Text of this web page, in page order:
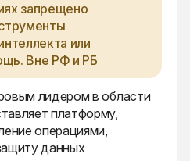
запрещено
или
Вне РФ и РБ
лидером в области
платформу,
операциями,
данных